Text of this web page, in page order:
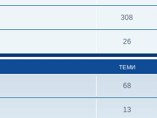
308
26
ТЕМИ
68
13